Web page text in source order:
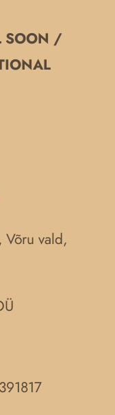
SOON /
Võru vald,